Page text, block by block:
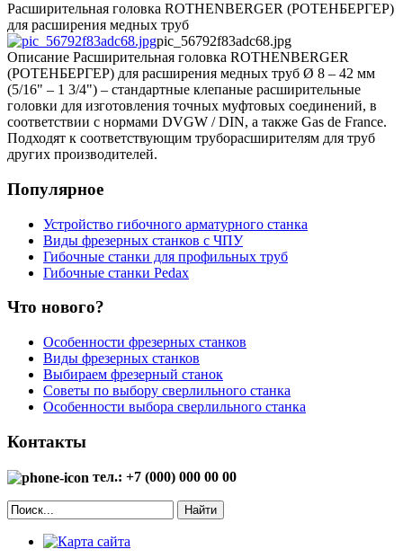
Расширительная головка ROTHENBERGER (РОТЕНБЕРГЕР)
для расширения медных труб
pic_56792f83adc68.jpg
Описание Расширительная головка ROTHENBERGER
(РОТЕНБЕРГЕР) для расширения медных труб Ø 8 – 42 мм
(5/16" – 1 3/4") – стандартные клепаные расширительные
головки для изготовления точных муфтовых соединений, в
соответствии с нормами DVGW / DIN, а также Gas de France.
Подходят к соответствующим труборасширителям для труб
других производителей.
Популярное
Устройство гибочного арматурного станка
Виды фрезерных станков с ЧПУ
Гибочные станки для профильных труб
Гибочные станки Pedax
Что нового?
Особенности фрезерных станков
Виды фрезерных станков
Выбираем фрезерный станок
Советы по выбору сверлильного станка
Особенности выбора сверлильного станка
Контакты
тел.: +7 (000) 000 00 00
Найти